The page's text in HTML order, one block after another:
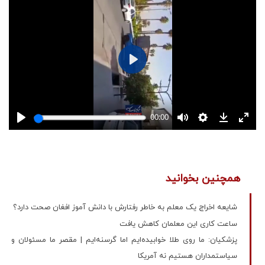
همچنین بخوانید
شایعه اخراج یک معلم به خاطر رفتارش با دانش آموز افغان صحت دارد؟
ساعت کاری این معلمان کاهش یافت
پزشکیان: ما روی طلا خوابیده‌ایم اما گرسنه‌ایم | مقصر ما مسئولان و
سیاستمداران هستیم نه آمریکا